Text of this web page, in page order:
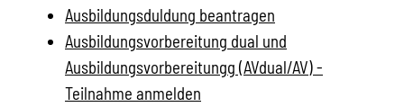
Ausbildungsduldung beantragen
Ausbildungsvorbereitung dual und
Ausbildungsvorbereitungg (AVdual/AV) -
Teilnahme anmelden